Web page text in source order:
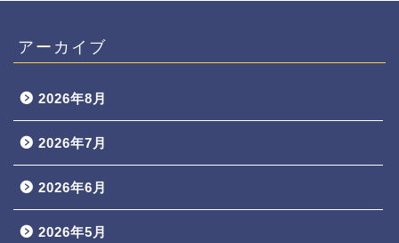
アーカイブ
2026年8月
2026年7月
2026年6月
2026年5月